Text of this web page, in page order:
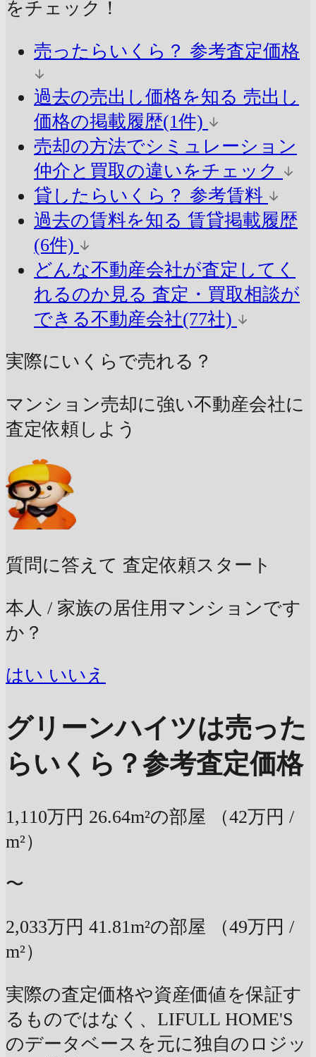
をチェック！
売ったらいくら？ 参考査定価格
過去の売出し価格を知る 売出し
価格の掲載履歴(1件)
売却の方法でシミュレーション
仲介と買取の違いをチェック
貸したらいくら？ 参考賃料
過去の賃料を知る 賃貸掲載履歴
(6件)
どんな不動産会社が査定してく
れるのか見る 査定・買取相談が
できる不動産会社(77社)
実際にいくらで売れる？
マンション売却に強い不動産会社に
査定依頼しよう
質問に答えて 査定依頼スタート
本人 / 家族の居住用マンションです
か？
はい いいえ
グリーンハイツは売った
らいくら？参考査定価格
1,110万円 26.64m²の部屋
（42万円 /
m²）
〜
2,033万円 41.81m²の部屋
（49万円 /
m²）
実際の査定価格や資産価値を保証す
るものではなく、LIFULL HOME'S
のデータベースを元に独自のロジッ